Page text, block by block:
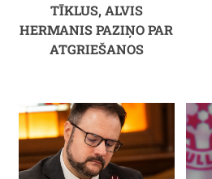
TĪKLUS, ALVIS
HERMANIS PAZIŅO PAR
ATGRIEŠANOS